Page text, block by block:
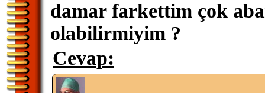
damar farkettim çok
olabilirmiyim ?
Cevap: